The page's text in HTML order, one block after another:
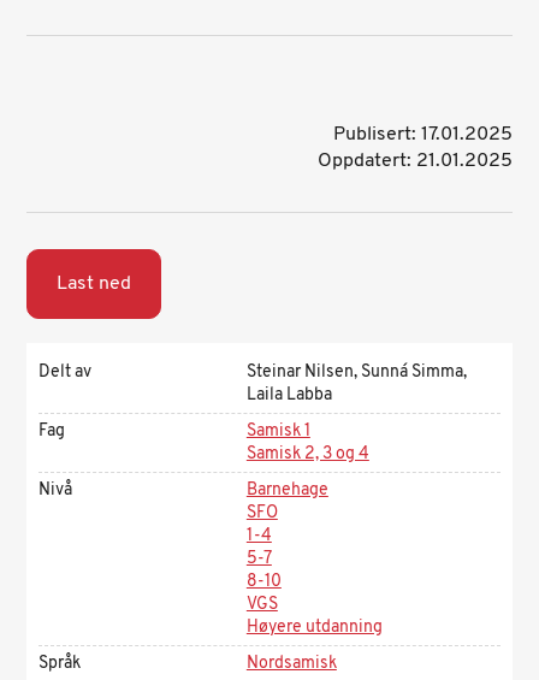
Publisert: 17.01.2025
Oppdatert: 21.01.2025
Last ned
Delt av
Steinar Nilsen, Sunná Simma,
Laila Labba
Fag
Samisk 1
Samisk 2, 3 og 4
Nivå
Barnehage
SFO
1-4
5-7
8-10
VGS
Høyere utdanning
Språk
Nordsamisk